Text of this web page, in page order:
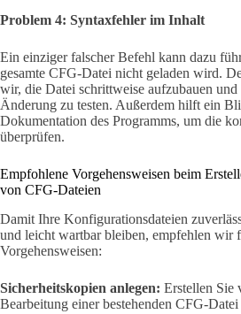
Problem 4: Syntaxfehler im Inhalt
Ein einziger falscher Befehl kann dazu
gesamte CFG-Datei nicht geladen wird.
wir, die Datei schrittweise aufzubauen und
Änderung zu testen. Außerdem hilft ein
Dokumentation des Programms, um die
überprüfen.
Empfohlene Vorgehensweisen beim
von CFG-Dateien
Damit Ihre Konfigurationsdateien
und leicht wartbar bleiben, empfehlen wir
Vorgehensweisen:
Sicherheitskopien anlegen: Erstellen Sie
Bearbeitung einer bestehenden CFG-